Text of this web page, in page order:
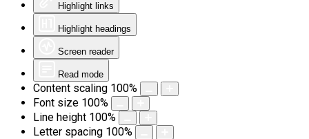
Highlight links
Highlight headings
Screen reader
Read mode
Content scaling 100%
Font size 100%
Line height 100%
Letter spacing 100%